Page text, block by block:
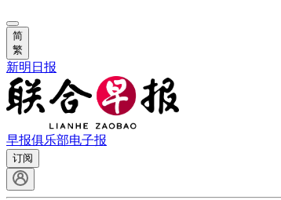
简
繁
新明日报
早报俱乐部电子报
订阅